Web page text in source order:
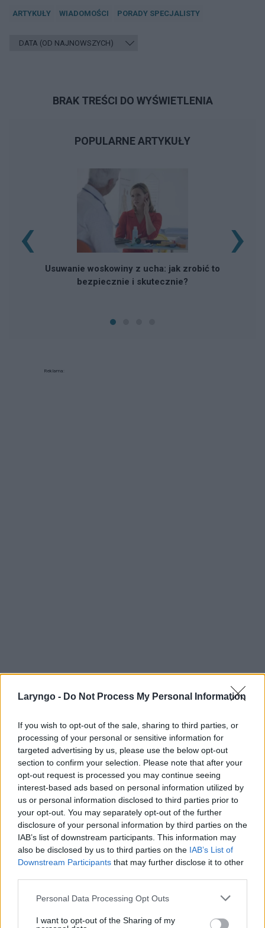
Laryngo - Do Not Process My Personal Information
If you wish to opt-out of the sale, sharing to third parties, or
processing of your personal or sensitive information for
targeted advertising by us, please use the below opt-out
section to confirm your selection. Please note that after your
opt-out request is processed you may continue seeing
interest-based ads based on personal information utilized by
us or personal information disclosed to third parties prior to
your opt-out. You may separately opt-out of the further
disclosure of your personal information by third parties on the
IAB’s list of downstream participants. This information may
also be disclosed by us to third parties on the IAB’s List of
Downstream Participants that may further disclose it to other
Personal Data Processing Opt Outs
I want to opt-out of the Sharing of my
ARTYKUŁY WIADOMOŚCI PORADY SPECJALISTY
BRAK TREŚCI DO WYŚWIETLENIA
POPULARNE ARTYKUŁY
Usuwanie woskowiny z ucha: jak zrobić to
bezpiecznie i skutecznie?
‹ ›
Reklama:
POPULARNE PORADY
napój, ale i... uczulenie lub cukrzyca!
‹ ›